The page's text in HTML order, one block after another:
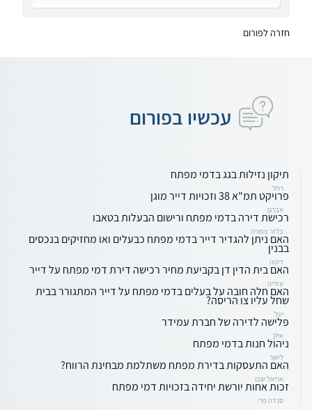
חזרה לפורום
עכשיו בפורום
תיקון נזילות בגג בדמי מפתח
רחל
פרויקט תמ"א 38 וזכויות דייר מוגן
אברם
רכישת דירה בדמי מפתח ורישום הבעלות בטאבו
בלזר צפורה
האם ניתן להגדיר דייר בדמי מפתח כבעלים ואו מחזיקים בנכסים
בבנין
דיטה
האם בית הדין דן בקביעת מחיר רכישה דירת דמי מפתח על דייר
עזריה
האם חלה חובה על בעלים בדמי מפתח על דייר המתגורר בבית
שחל עליו צו הריסה?
יעל
פלישה לדירה של חברת עמידר
אילן
ניהול חנות בדמי מפתח
ליאור
האם התעסקות בדירת מפתח משתלמת מבחינת הרווח?
אריאל שבו
זכות אחות יורשת יחידה בזכויות דמי מפתח
סנדה פרי